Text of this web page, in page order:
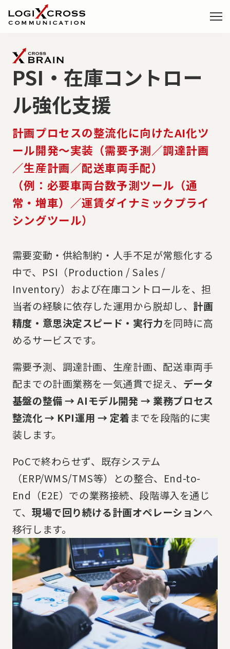
事業・サービス
X-DRIVE
事業改革DXコンサルティング
X-LENSE
データ基盤構築サービス
X-BRAIN
PoC構想実行サービス
X-BRIDGE
X-LINKS
実績・事例
私たちについて
会社情報
採用情報
課題に最適なソリューションをご提案
PSI・在庫コントロー
ル強化支援
計画プロセスの整流化に向けたAI化ツ
ール開発～実装（需要予測／調達計画
／生産計画／配送車両手配）
（例：必要車両台数予測ツール（通
常・増車）／運賃ダイナミックプライ
シングツール）
需要変動・供給制約・人手不足が常態化する
中で、PSI（Production / Sales /
Inventory）および在庫コントロールを、担
当者の経験に依存した運用から脱却し、 計画
精度・意思決定スピード・実行力を同時に高
めるサービスです。
需要予測、調達計画、生産計画、配送車両手
配までの計画業務を一気通貫で捉え、 データ
基盤の整備 → AIモデル開発 → 業務プロセス
整流化 → KPI運用 → 定着までを段階的に実
装します。
PoCで終わらせず、既存システム
（ERP/WMS/TMS等）との整合、End-to-
End（E2E）での業務接続、段階導入を通じ
て、現場で回り続ける計画オペレーションへ
移行します。